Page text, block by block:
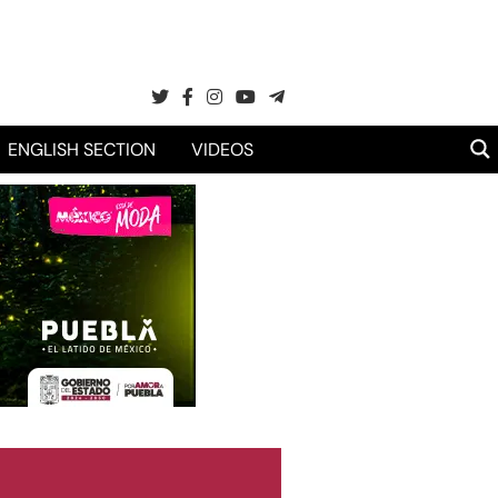
ENGLISH SECTION VIDEOS